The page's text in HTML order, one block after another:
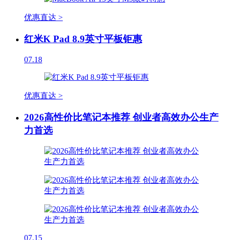
优惠直达 >
红米K Pad 8.9英寸平板钜惠
07.18
优惠直达 >
2026高性价比笔记本推荐 创业者高效办公生产
力首选
07.15